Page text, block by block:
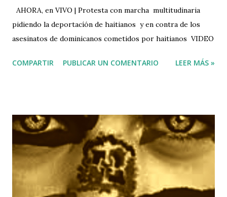
AHORA, en VIVO | Protesta con marcha multitudinaria
pidiendo la deportacíón de haitianos y en contra de los
asesinatos de dominicanos cometidos por haitianos VIDEO
COMPARTIR PUBLICAR UN COMENTARIO LEER MÁS »